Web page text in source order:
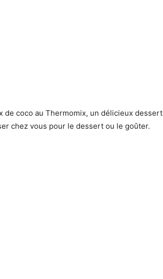
de coco au Thermomix, un délicieux dessert
chez vous pour le dessert ou le goûter.